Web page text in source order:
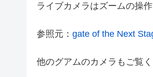
ライブカメラはズームの操作
参照元： gate of the Next
他のグアムのカメラもご覧く